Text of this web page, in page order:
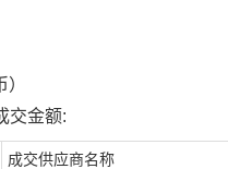
）
交金额:
成交供应商名称